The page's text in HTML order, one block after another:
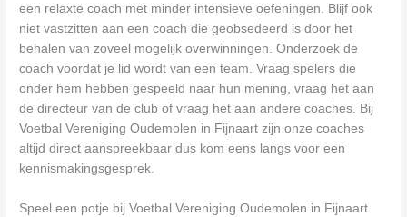
een relaxte coach met minder intensieve oefeningen. Blijf ook
niet vastzitten aan een coach die geobsedeerd is door het
behalen van zoveel mogelijk overwinningen. Onderzoek de
coach voordat je lid wordt van een team. Vraag spelers die
onder hem hebben gespeeld naar hun mening, vraag het aan
de directeur van de club of vraag het aan andere coaches. Bij
Voetbal Vereniging Oudemolen in Fijnaart zijn onze coaches
altijd direct aanspreekbaar dus kom eens langs voor een
kennismakingsgesprek.
Speel een potje bij Voetbal Vereniging Oudemolen in Fijnaart